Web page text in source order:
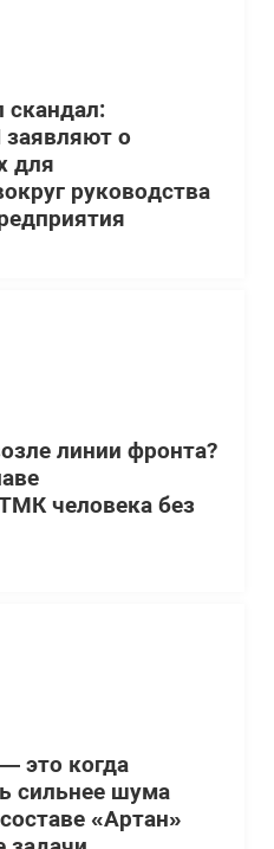
о
для
руководства
линии фронта?
человека без
это когда
сильнее шума
«Артан»